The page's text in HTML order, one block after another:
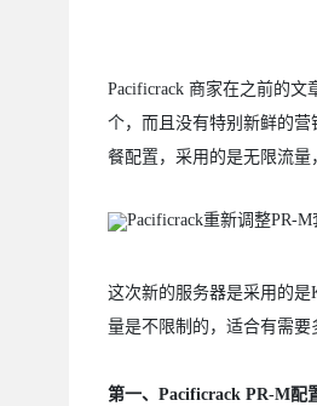
Pacificrack 商家在之前的
个，而且没有特别新鲜的营
餐配置，采用的是无限流量
这次新的服务器是采用的是
量是不限制的，适合有需要
第一、Pacificrack PR-M配